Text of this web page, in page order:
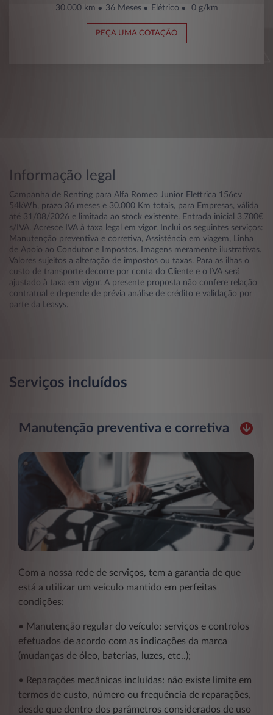
30.000 km 36 Meses Elétrico 0 g/km
PEÇA UMA COTAÇÃO
Informação legal
Campanha de Renting para Alfa Romeo Junior Elettrica 156cv
54kWh, prazo 36 meses e 30.000 Km totais, para Empresas, válida
até 31/08/2026 e limitada ao stock existente. Entrada inicial 3.700€
s/IVA. Acresce IVA à taxa legal em vigor. Inclui os seguintes serviços:
Manutenção preventiva e corretiva, Assistência em viagem, Linha
de Apoio ao Condutor e Impostos. Imagens meramente ilustrativas.
Valores sujeitos a alteração de impostos ou taxas. Para as ilhas o
custo de transporte decorre por conta do Cliente e o IVA será
ajustado à taxa em vigor. A presente proposta não confere relação
contratual e depende de prévia análise de crédito e validação por
parte da Leasys.
Serviços incluídos
Manutenção preventiva e corretiva
Com a nossa rede de serviços, tem a garantia de que
está a utilizar um veículo mantido em perfeitas
condições:
• Manutenção regular do veículo: serviços e controlos
efetuados de acordo com as indicações da marca
(mudanças de óleo, baterias, luzes, etc..);
• Reparações mecânicas incluídas: não existe limite em
termos de custo, número ou frequência de reparações,
desde que dentro dos parâmetros considerados de uso